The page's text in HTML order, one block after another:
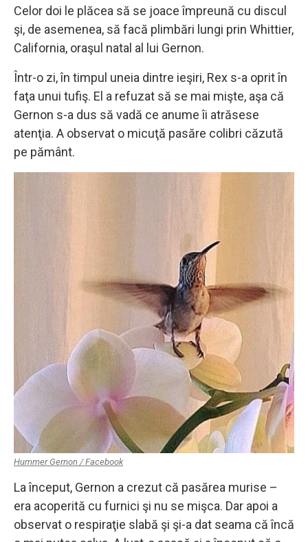
Celor doi le plăcea să se joace împreună cu discul
şi, de asemenea, să facă plimbări lungi prin Whittier,
California, oraşul natal al lui Gernon.
Într-o zi, în timpul uneia dintre ieşiri, Rex s-a oprit în
faţa unui tufiş. El a refuzat să se mai mişte, aşa că
Gernon s-a dus să vadă ce anume îi atrăsese
atenţia. A observat o micuţă pasăre colibri căzută
pe pământ.
Hummer Gernon / Facebook
La început, Gernon a crezut că pasărea murise –
era acoperită cu furnici şi nu se mişca. Dar apoi a
observat o respiraţie slabă şi şi-a dat seama că încă